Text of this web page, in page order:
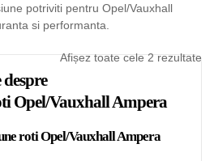
potriviti pentru Opel/Vauxhall
si performanta.
Afișez toate cele 2 rezultate
Opel/Vauxhall Ampera
roti Opel/Vauxhall Ampera